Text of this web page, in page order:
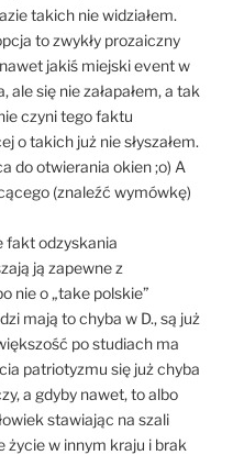
takich nie widziałem.
to zwykły prozaiczny
jakiś miejski event w
ale się nie załapałem, a tak
czyni tego faktu
o takich już nie słyszałem.
do otwierania okien ;o) A
(znaleźć wymówkę)
fakt odzyskania
ją zapewne z
nie o „take polskie”
mają to chyba w D., są już
po studiach ma
patriotyzmu się już chyba
a gdyby nawet, to albo
stawiając na szali
życie w innym kraju i brak